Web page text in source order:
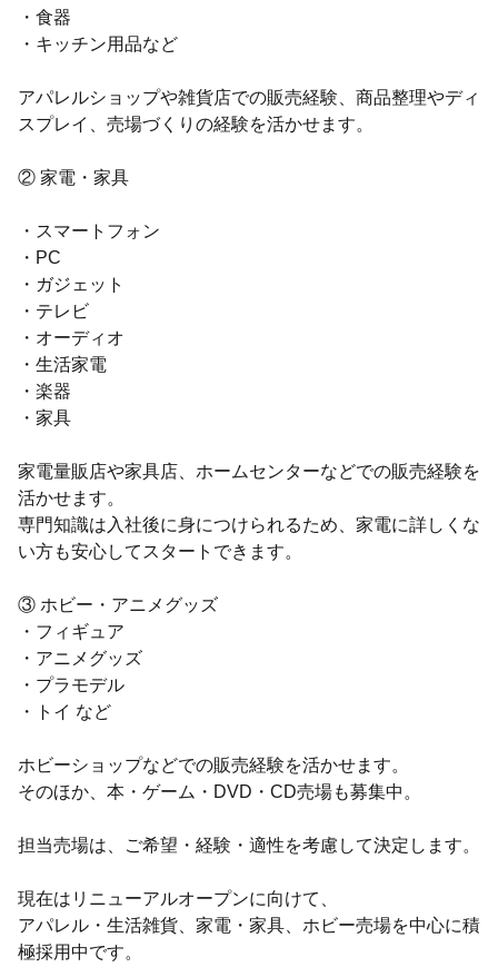
・食器
・キッチン用品など
アパレルショップや雑貨店での販売経験、商品整理やディ
スプレイ、売場づくりの経験を活かせます。
② 家電・家具
・スマートフォン
・PC
・ガジェット
・テレビ
・オーディオ
・生活家電
・楽器
・家具
家電量販店や家具店、ホームセンターなどでの販売経験を
活かせます。
専門知識は入社後に身につけられるため、家電に詳しくな
い方も安心してスタートできます。
③ ホビー・アニメグッズ
・フィギュア
・アニメグッズ
・プラモデル
・トイ など
ホビーショップなどでの販売経験を活かせます。
そのほか、本・ゲーム・DVD・CD売場も募集中。
担当売場は、ご希望・経験・適性を考慮して決定します。
現在はリニューアルオープンに向けて、
アパレル・生活雑貨、家電・家具、ホビー売場を中心に積
極採用中です。